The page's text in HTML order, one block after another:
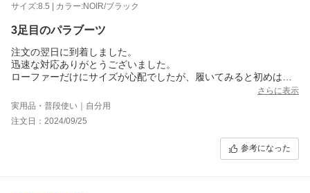
サイズ:8.5 | カラー:NOIR/ブラック
3足目のパラブーツ
注文の翌日に到着しました。
迅速な対応ありがとうございました。
ローファーだけにサイズが心配でしたが、履いてみると初めは幅
が少し狭いかなと思いましたが、ピッタリでよかったです。
とてもカッコ良くどんなパンツでもハマりますね。
さらに表示
実用品・普段使い｜自分用
注文日：2024/09/25
参考になった